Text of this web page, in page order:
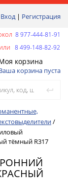
Вход| Регистрация
8 977-444-81-91
8 499-148-82-92
корзина
корзина пуста
/
тёмный R317